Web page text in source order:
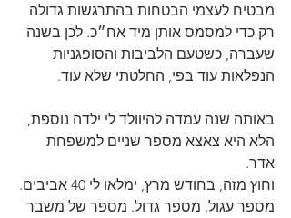
מבטיח לעצמי הבטחות בהתרגשות גדולה
רק כדי למסמס אותן מיד אח״כ. לכן בשנה
שעברה, כשטעם הלביבות והסופגניות
הנפלאות עוד בפי, החלטתי שלא עוד.
באותה שנה עמדה להיוולד לי ילדה נוספת,
הלא היא צאצא מספר שניים למשפחת
אדר.
וחוץ מזה, בחודש מרץ, ימלאו לי 40 אביבים.
מספר עגול. מספר גדול. מספר של משבר